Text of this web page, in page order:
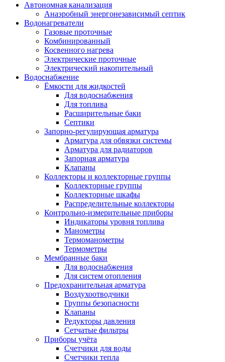
Автономная канализация
Анаэробный энергонезависимый септик
Водонагреватели
Газовые проточные
Комбинированный
Косвенного нагрева
Электрические проточные
Электрический накопительный
Водоснабжение
Ёмкости для жидкостей
Для водоснабжения
Для топлива
Расширительные баки
Септики
Запорно-регулирующая арматура
Арматура для обвязки системы
Арматура для радиаторов
Запорная арматура
Клапаны
Коллекторы и коллекторные группы
Коллекторные группы
Коллекторные шкафы
Распределительные коллекторы
Контрольно-измерительные приборы
Индикаторы уровня топлива
Манометры
Термоманометры
Термометры
Мембранные баки
Для водоснабжения
Для систем отопления
Предохранительная арматура
Воздухоотводчики
Группы безопасности
Клапаны
Редукторы давления
Сетчатые фильтры
Приборы учёта
Счетчики для воды
Счетчики тепла